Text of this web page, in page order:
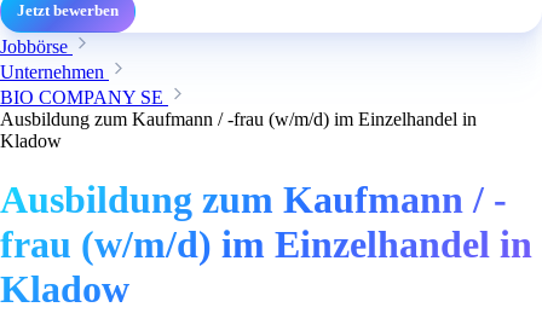
Jetzt bewerben
Jobbörse
Unternehmen
BIO COMPANY SE
Ausbildung zum Kaufmann / -frau (w/m/d) im Einzelhandel in
Kladow
Ausbildung zum Kaufmann / -
frau (w/m/d) im Einzelhandel in
Kladow